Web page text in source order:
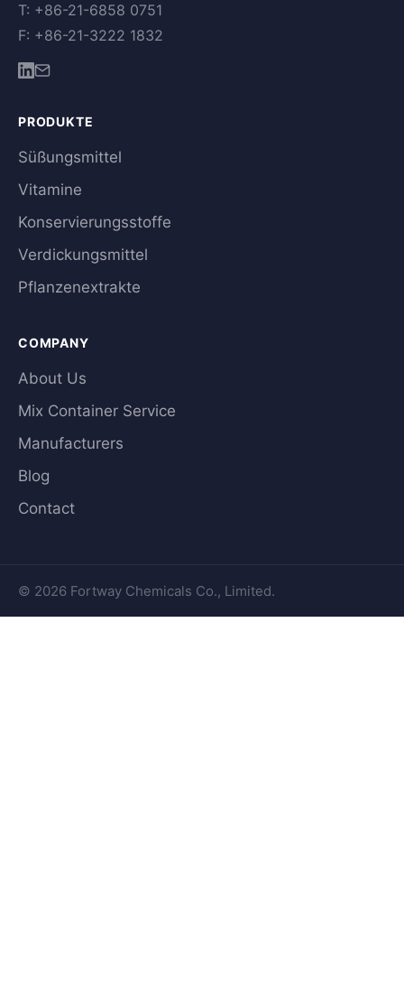
T: +86-21-6858 0751
F: +86-21-3222 1832
PRODUKTE
Süßungsmittel
Vitamine
Konservierungsstoffe
Verdickungsmittel
Pflanzenextrakte
COMPANY
About Us
Mix Container Service
Manufacturers
Blog
Contact
© 2026 Fortway Chemicals Co., Limited.